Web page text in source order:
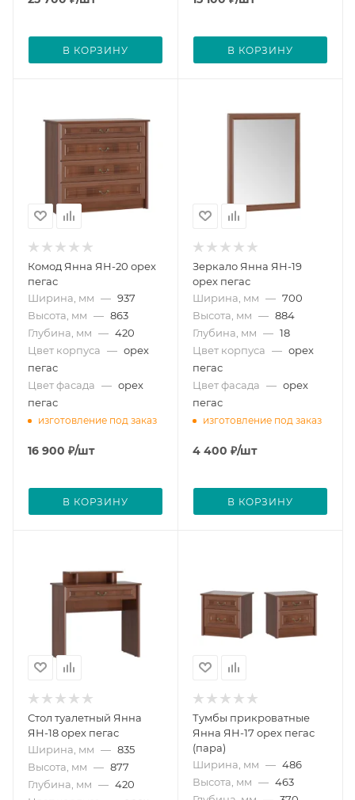
В КОРЗИНУ В КОРЗИНУ
Комод Янна ЯН-20 орех
пегас
Ширина, мм — 937
Высота, мм — 863
Глубина, мм — 420
Цвет корпуса — орех
пегас
Цвет фасада — орех
пегас
изготовление под заказ
16 900 ₽/шт
В КОРЗИНУ
Зеркало Янна ЯН-19
орех пегас
Ширина, мм — 700
Высота, мм — 884
Глубина, мм — 18
Цвет корпуса — орех
пегас
Цвет фасада — орех
пегас
изготовление под заказ
4 400 ₽/шт
В КОРЗИНУ
Стол туалетный Янна
ЯН-18 орех пегас
Ширина, мм — 835
Высота, мм — 877
Глубина, мм — 420
Тумбы прикроватные
Янна ЯН-17 орех пегас
(пара)
Ширина, мм — 486
Высота, мм — 463